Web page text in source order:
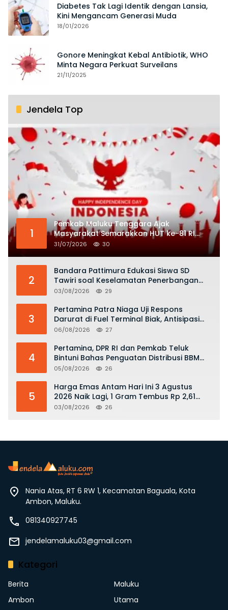
Diabetes Tak Lagi Identik dengan Lansia,
Kini Mengancam Generasi Muda
18/01/2026
Gonore Meningkat Kebal Antibiotik, WHO
Minta Negara Perkuat Surveilans
21/11/2025
Jendela Top
1
Pemkab Maluku Tenggara Ajak
Masyarakat Semarakkan HUT ke-81 RI
dengan Semangat Nasionalisme
31/07/2026 30
2
Bandara Pattimura Edukasi Siswa SD
Tawiri soal Keselamatan Penerbangan
dan Bahaya Bermain Layang-layang di
03/08/2026 29
3
Pertamina Patra Niaga Uji Respons
Darurat di Fuel Terminal Biak, Antisipasi
Risiko Kebakaran dan Tumpahan BBM
06/08/2026 27
4
Pertamina, DPR RI dan Pemkab Teluk
Bintuni Bahas Penguatan Distribusi BBM
dan LPG
05/08/2026 26
5
Harga Emas Antam Hari Ini 3 Agustus
2026 Naik Lagi, 1 Gram Tembus Rp 2,61
Juta
03/08/2026 26
Nania Atas, RT 6 RW 1, Kecamatan Baguala, Kota
Ambon, Maluku.
081340927745
jendelamaluku03@gmail.com
Kategori
Berita
Maluku
Ambon
Utama